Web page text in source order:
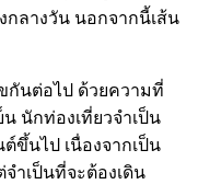
กลางวัน นอกจากนี้เส้น
กันต่อไป ด้วยความที่
นักท่องเที่ยวจำเป็น
ขึ้นไป เนื่องจากเป็น
ำเป็นที่จะต้องเดิน